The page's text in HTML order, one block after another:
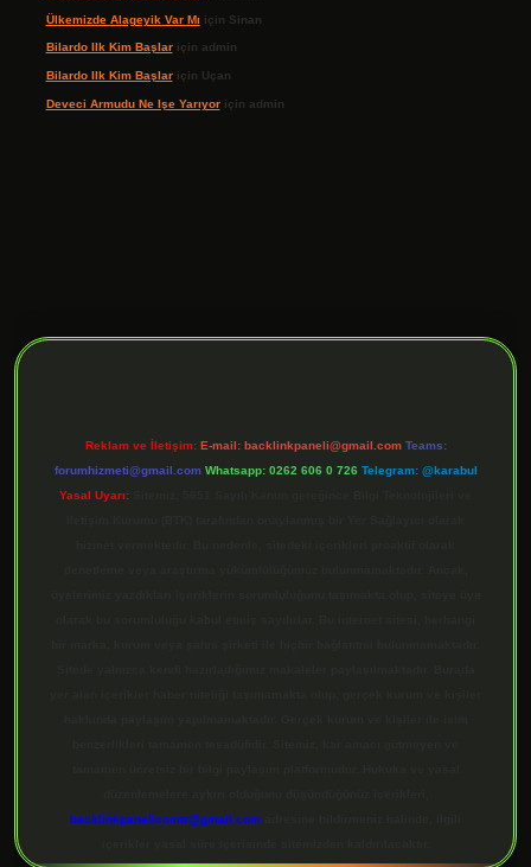
Ülkemizde Alageyik Var Mı için Sinan
Bilardo Ilk Kim Başlariçin admin
Bilardo Ilk Kim Başlariçin Uçan
Deveci Armudu Ne Işe Yarıyoriçin admin
Reklam ve İletişim: E-mail: backlinkpaneli@gmail.com Teams:
forumhizmeti@gmail.com Whatsapp: 0262 606 0 726 Telegram: @karabul
Yasal Uyarı:
backlinkpanelicomtr@gmail.com